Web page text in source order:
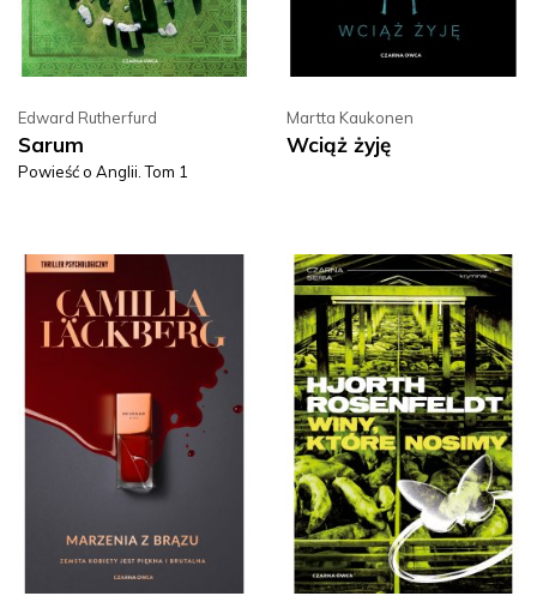
Edward Rutherfurd
Sarum
Powieść o Anglii. Tom 1
Martta Kaukonen
Wciąż żyję